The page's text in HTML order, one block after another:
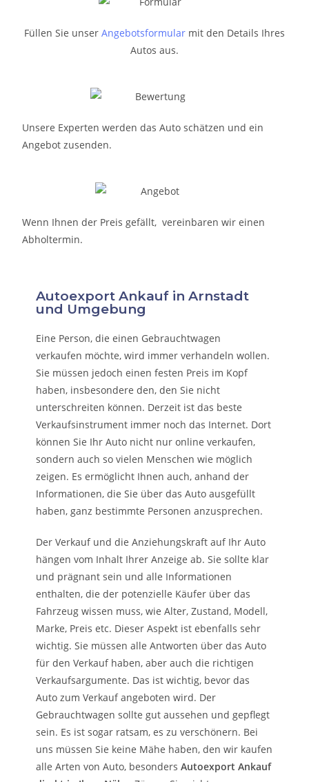
Füllen Sie unser Angebotsformular mit den Details Ihres
Autos aus.
Unsere Experten werden das Auto schätzen und ein
Angebot zusenden.
Wenn Ihnen der Preis gefällt, vereinbaren wir einen
Abholtermin.
Autoexport Ankauf in Arnstadt
und Umgebung
Eine Person, die einen Gebrauchtwagen
verkaufen möchte, wird immer verhandeln wollen.
Sie müssen jedoch einen festen Preis im Kopf
haben, insbesondere den, den Sie nicht
unterschreiten können. Derzeit ist das beste
Verkaufsinstrument immer noch das Internet. Dort
können Sie Ihr Auto nicht nur online verkaufen,
sondern auch so vielen Menschen wie möglich
zeigen. Es ermöglicht Ihnen auch, anhand der
Informationen, die Sie über das Auto ausgefüllt
haben, ganz bestimmte Personen anzusprechen.
Der Verkauf und die Anziehungskraft auf Ihr Auto
hängen vom Inhalt Ihrer Anzeige ab. Sie sollte klar
und prägnant sein und alle Informationen
enthalten, die der potenzielle Käufer über das
Fahrzeug wissen muss, wie Alter, Zustand, Modell,
Marke, Preis etc. Dieser Aspekt ist ebenfalls sehr
wichtig. Sie müssen alle Antworten über das Auto
für den Verkauf haben, aber auch die richtigen
Verkaufsargumente. Das ist wichtig, bevor das
Auto zum Verkauf angeboten wird. Der
Gebrauchtwagen sollte gut aussehen und gepflegt
sein. Es ist sogar ratsam, es zu verschönern. Bei
uns müssen Sie keine Mähe haben, den wir kaufen
alle Arten von Auto, besondersAutoexport Ankauf